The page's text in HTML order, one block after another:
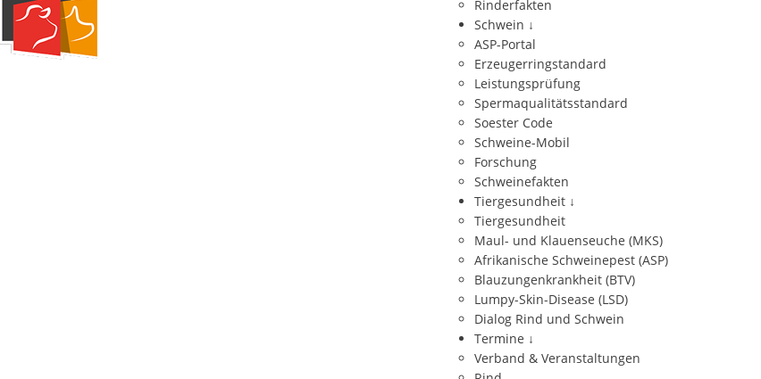
Rinderfakten
Schwein ↓
ASP-Portal
Erzeugerringstandard
Leistungsprüfung
Spermaqualitätsstandard
Soester Code
Schweine-Mobil
Forschung
Schweinefakten
Tiergesundheit ↓
Tiergesundheit
Maul- und Klauenseuche (MKS)
Afrikanische Schweinepest (ASP)
Blauzungenkrankheit (BTV)
Lumpy-Skin-Disease (LSD)
Dialog Rind und Schwein
Termine ↓
Verband & Veranstaltungen